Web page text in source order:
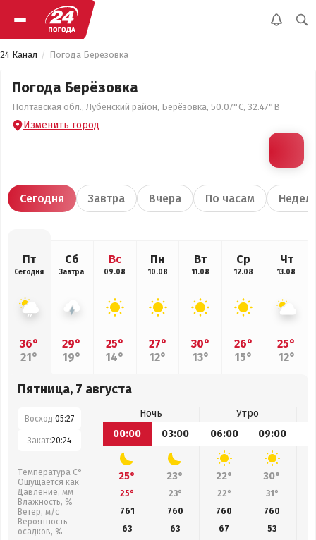
24 Канал Погода Берёзовка
Погода Берёзовка
Полтавская обл., Лубенский район, Берёзовка, 50.07°С, 32.47°В
Изменить город
Сегодня Завтра Вчера По часам
Пт
Сегодня
36°
21°
Сб
Завтра
29°
19°
Вс
09.08
25°
14°
Пн
10.08
27°
12°
Вт
11.08
30°
13°
Ср
12.08
26°
15°
Чт
13.08
25°
12°
Пятница, 7 августа
Восход:05:27
Закат:20:24
Температура С°
Ощущается как
Давление, мм
Влажность, %
Ветер, м/с
Вероятность
осадков, %
Ночь
Утро
00:00
03:00 06:00 09:00
25° 23° 22° 30°
25° 23° 22° 31°
761
760 760 760
63
63 67 53